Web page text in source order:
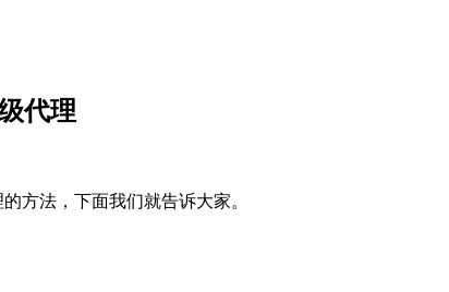
代理
方法，下面我们就告诉大家。